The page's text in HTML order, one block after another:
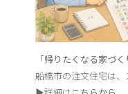
「帰りたくなる家づく
船橋市の注文住宅は、